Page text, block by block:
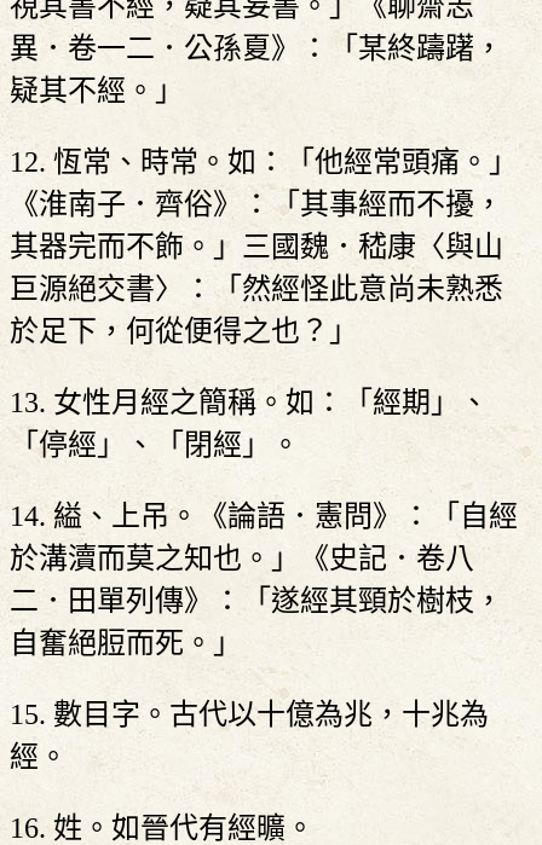
異．卷一二．公孫夏》：「某終躊躇，
疑其不經。」
12. 恆常、時常。如：「他經常頭痛。」
《淮南子．齊俗》：「其事經而不擾，
其器完而不飾。」三國魏．嵇康〈與山
巨源絕交書〉：「然經怪此意尚未熟悉
於足下，何從便得之也？」
13. 女性月經之簡稱。如：「經期」、
「停經」、「閉經」。
14. 縊、上吊。《論語．憲問》：「自經
於溝瀆而莫之知也。」《史記．卷八
二．田單列傳》：「遂經其頸於樹枝，
自奮絕脰而死。」
15. 數目字。古代以十億為兆，十兆為
經。
16. 姓。如晉代有經曠。